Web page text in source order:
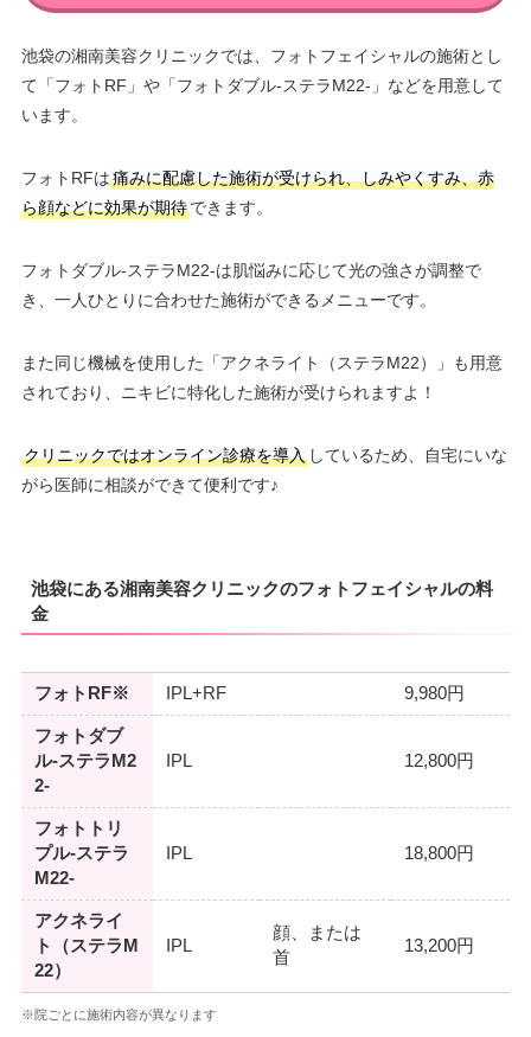
池袋の湘南美容クリニックでは、フォトフェイシャルの施術とし
て「フォトRF」や「フォトダブル-ステラM22-」などを用意して
います。
フォトRFは痛みに配慮した施術が受けられ、しみやくすみ、赤
ら顔などに効果が期待できます。
フォトダブル-ステラM22-は肌悩みに応じて光の強さが調整で
き、一人ひとりに合わせた施術ができるメニューです。
また同じ機械を使用した「アクネライト（ステラM22）」も用意
されており、ニキビに特化した施術が受けられますよ！
クリニックではオンライン診療を導入しているため、自宅にいな
がら医師に相談ができて便利です♪
池袋にある湘南美容クリニックのフォトフェイシャルの料
金
フォトRF※ IPL+RF 9,980円
フォトダブ
ル-ステラM2
2-
IPL 12,800円
フォトトリ
プル-ステラ
M22-
IPL 18,800円
アクネライ
ト（ステラM
22）
IPL
顔、または
首
13,200円
※院ごとに施術内容が異なります